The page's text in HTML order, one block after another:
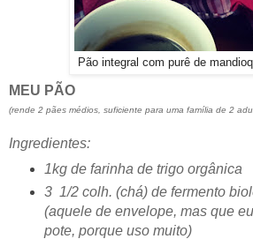
Pão integral com purê de
MEU PÃO
(rende 2 pães médios, suficiente para uma família de 2
Ingredientes:
1kg de farinha de trigo orgânica
3 1/2 colh. (chá) de fermento
(aquele de envelope, mas que
pote, porque uso muito)